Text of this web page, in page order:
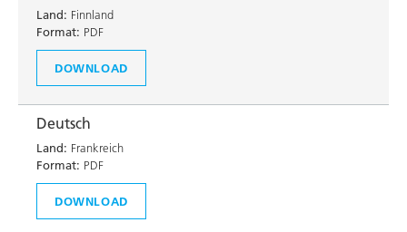
Land: Finnland
Format: PDF
DOWNLOAD
Deutsch
Land: Frankreich
Format: PDF
DOWNLOAD